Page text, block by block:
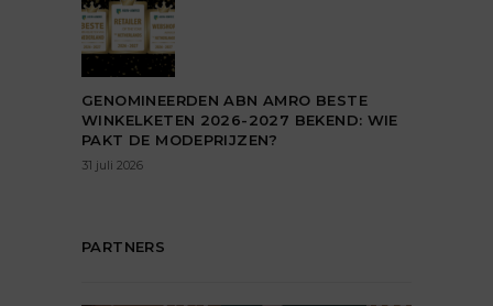
GENOMINEERDEN ABN AMRO BESTE
WINKELKETEN 2026-2027 BEKEND: WIE
PAKT DE MODEPRIJZEN?
31 juli 2026
PARTNERS